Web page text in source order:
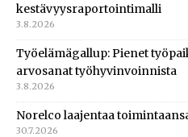
kestävyysraportointimalli
3.8.2026
Työelämägallup: Pienet
arvosanat työhyvinvoinnista
3.8.2026
Norelco laajentaa
30.7.2026